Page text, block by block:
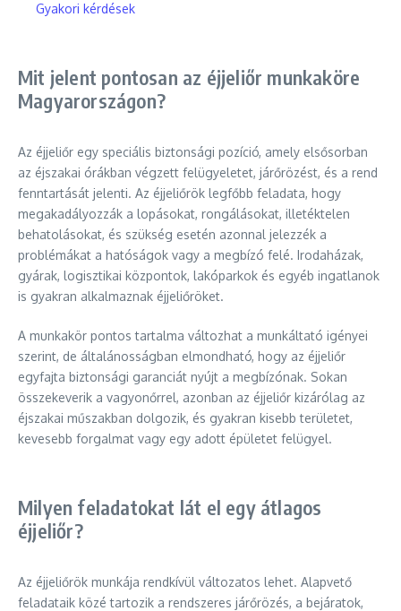
Gyakori kérdések
Mit jelent pontosan az éjjeliőr munkaköre
Magyarországon?
Az éjjeliőr egy speciális biztonsági pozíció, amely elsősorban
az éjszakai órákban végzett felügyeletet, járőrözést, és a rend
fenntartását jelenti. Az éjjeliőrök legfőbb feladata, hogy
megakadályozzák a lopásokat, rongálásokat, illetéktelen
behatolásokat, és szükség esetén azonnal jelezzék a
problémákat a hatóságok vagy a megbízó felé. Irodaházak,
gyárak, logisztikai központok, lakóparkok és egyéb ingatlanok
is gyakran alkalmaznak éjjeliőröket.
A munkakör pontos tartalma változhat a munkáltató igényei
szerint, de általánosságban elmondható, hogy az éjjeliőr
egyfajta biztonsági garanciát nyújt a megbízónak. Sokan
összekeverik a vagyonőrrel, azonban az éjjeliőr kizárólag az
éjszakai műszakban dolgozik, és gyakran kisebb területet,
kevesebb forgalmat vagy egy adott épületet felügyel.
Milyen feladatokat lát el egy átlagos
éjjeliőr?
Az éjjeliőrök munkája rendkívül változatos lehet. Alapvető
feladataik közé tartozik a rendszeres járőrözés, a bejáratok,